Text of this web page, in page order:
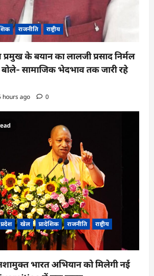
राजनीति राष्ट्रीय
के बयान का लालजी प्रसाद निर्मल
बोले- सामाजिक भेदभाव तक जारी रहे
hours ago 0
खेल प्रादेशिक राजनीति
राष्ट्रीय
भारत अभियान को मिलेगी नई